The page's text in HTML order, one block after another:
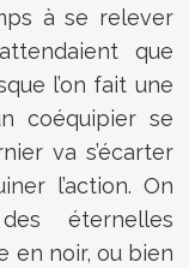
à se relever
que
l’on fait une
coéquipier se
va s’écarter
l’action. On
éternelles
en noir, ou bien